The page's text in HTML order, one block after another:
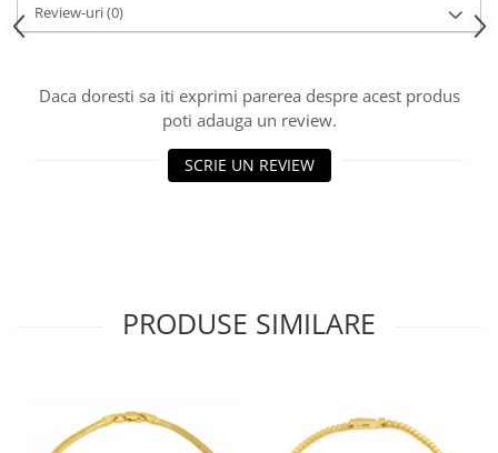
Review-uri(0)
Daca doresti sa iti exprimi parerea despre acest produs
poti adauga un review.
SCRIE UN REVIEW
PRODUSE SIMILARE